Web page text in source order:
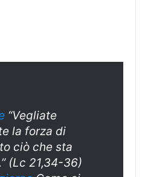
“Vegliate
la forza di
ciò che sta
(Lc 21,34-36)